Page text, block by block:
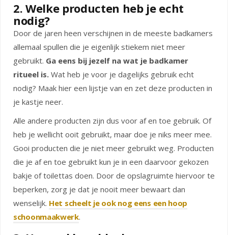
2. Welke producten heb je echt
nodig?
Door de jaren heen verschijnen in de meeste badkamers
allemaal spullen die je eigenlijk stiekem niet meer
gebruikt. Ga eens bij jezelf na wat je badkamer
ritueel is. Wat heb je voor je dagelijks gebruik echt
nodig? Maak hier een lijstje van en zet deze producten in
je kastje neer.
Alle andere producten zijn dus voor af en toe gebruik. Of
heb je wellicht ooit gebruikt, maar doe je niks meer mee.
Gooi producten die je niet meer gebruikt weg. Producten
die je af en toe gebruikt kun je in een daarvoor gekozen
bakje of toilettas doen. Door de opslagruimte hiervoor te
beperken, zorg je dat je nooit meer bewaart dan
wenselijk. Het scheelt je ook nog eens een hoop
schoonmaakwerk.